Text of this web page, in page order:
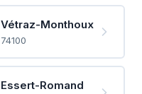
Vétraz-Monthoux
74100
Essert-Romand